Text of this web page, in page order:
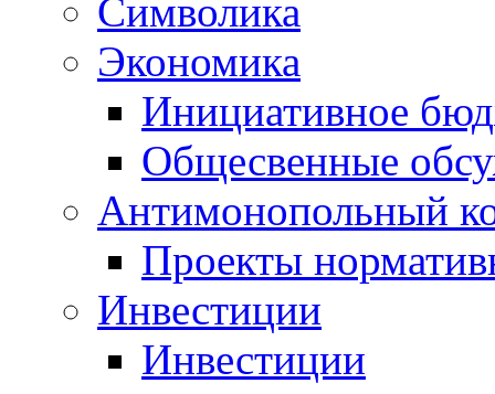
Символика
Экономика
Инициативное
Общесвенные
Антимонопольный
Проекты
Инвестиции
Инвестиции